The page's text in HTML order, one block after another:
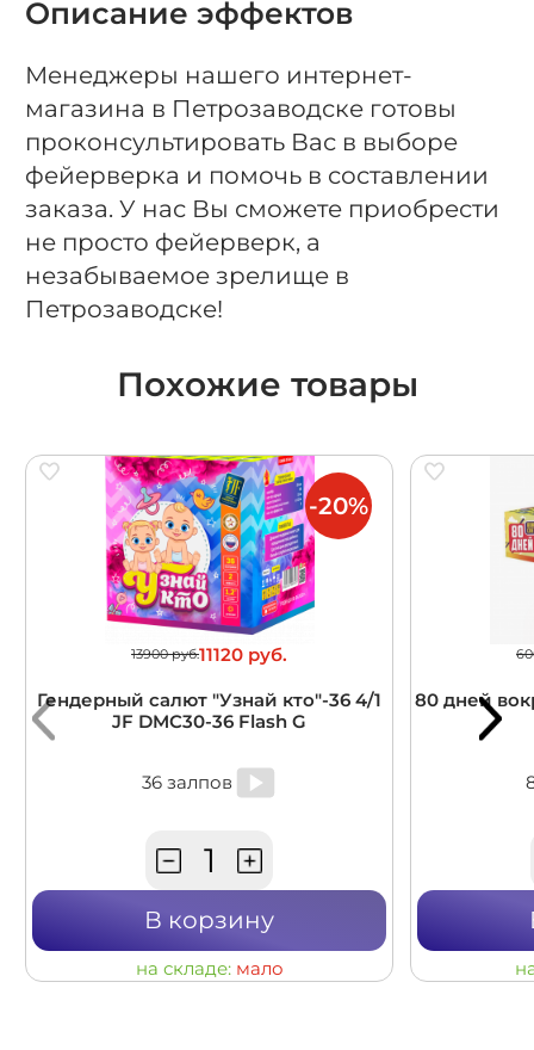
Описание эффектов
Менеджеры нашего интернет-
магазина в Петрозаводске готовы
проконсультировать Вас в выборе
фейерверка и помочь в составлении
заказа. У нас Вы сможете приобрести
не просто фейерверк, а
незабываемое зрелище в
Петрозаводске!
Похожие товары
13900 руб.11120 руб.
Гендерный салют "Узнай кто"-36 4/1
JF DMC30-36 Flash G
36 залпов
В корзину
на складе: мало
-20%
80 дней